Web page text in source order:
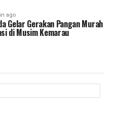
ago
Gelar Gerakan Pangan Murah
di Musim Kemarau